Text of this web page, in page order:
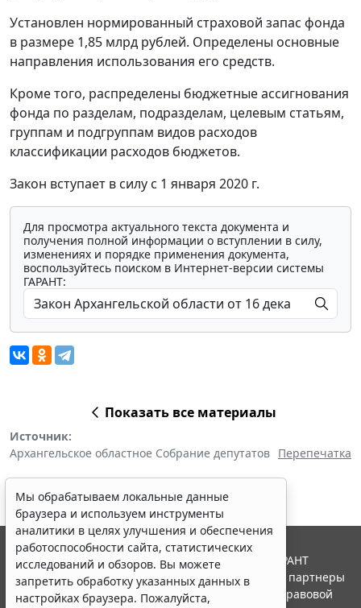
Установлен нормированный страховой запас фонда
в размере 1,85 млрд рублей. Определены основные
направления использования его средств.
Кроме того, распределены бюджетные ассигнования
фонда по разделам, подразделам, целевым статьям,
группам и подгруппам видов расходов
классификации расходов бюджетов.
Закон вступает в силу с 1 января 2020 г.
Для просмотра актуального текста документа и
получения полной информации о вступлении в силу,
изменениях и порядке применения документа,
воспользуйтесь поиском в Интернет-версии системы
ГАРАНТ:
Показать все материалы
Источник:
Архангельское областное Собрание депутатов Перепечатка
Мы обрабатываем локальные данные
браузера и используем инструменты
аналитики в целях улучшения и обеспечения
работоспособности сайта, статистических
исследований и обзоров. Вы можете
запретить обработку указанных данных в
настройках браузера. Пожалуйста,
© ООО "НПП "ГАРАНТ-СЕРВИС", 2026. Система ГАРАНТ
выпускается с 1990 года. Компания "Гарант" и ее партнеры
являются участниками Российской ассоциации правовой